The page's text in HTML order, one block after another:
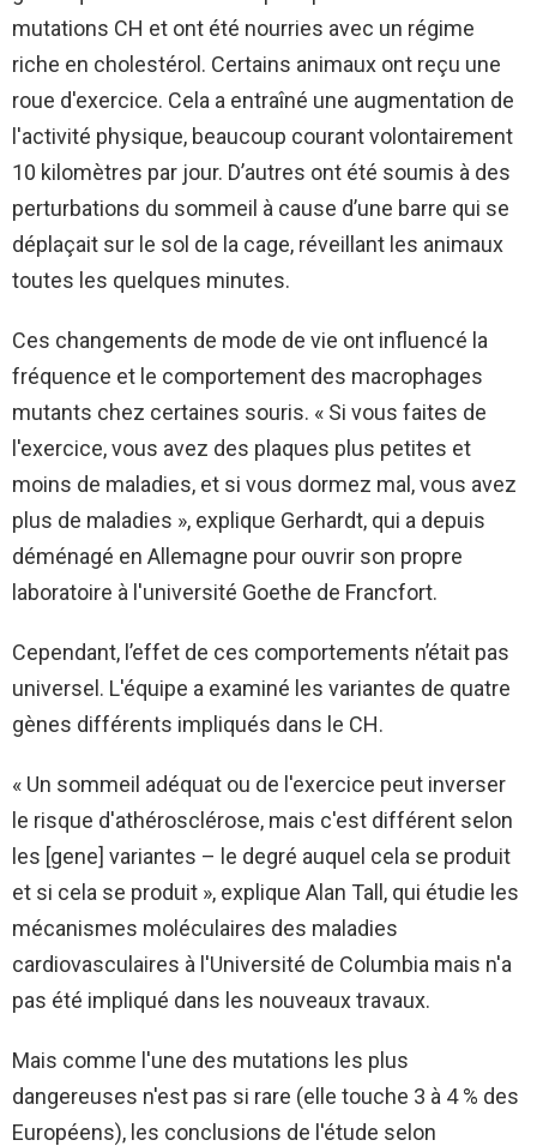
mutations CH et ont été nourries avec un régime
riche en cholestérol. Certains animaux ont reçu une
roue d'exercice. Cela a entraîné une augmentation de
l'activité physique, beaucoup courant volontairement
10 kilomètres par jour. D’autres ont été soumis à des
perturbations du sommeil à cause d’une barre qui se
déplaçait sur le sol de la cage, réveillant les animaux
toutes les quelques minutes.
Ces changements de mode de vie ont influencé la
fréquence et le comportement des macrophages
mutants chez certaines souris. « Si vous faites de
l'exercice, vous avez des plaques plus petites et
moins de maladies, et si vous dormez mal, vous avez
plus de maladies », explique Gerhardt, qui a depuis
déménagé en Allemagne pour ouvrir son propre
laboratoire à l'université Goethe de Francfort.
Cependant, l’effet de ces comportements n’était pas
universel. L'équipe a examiné les variantes de quatre
gènes différents impliqués dans le CH.
« Un sommeil adéquat ou de l'exercice peut inverser
le risque d'athérosclérose, mais c'est différent selon
les [gene] variantes – le degré auquel cela se produit
et si cela se produit », explique Alan Tall, qui étudie les
mécanismes moléculaires des maladies
cardiovasculaires à l'Université de Columbia mais n'a
pas été impliqué dans les nouveaux travaux.
Mais comme l'une des mutations les plus
dangereuses n'est pas si rare (elle touche 3 à 4 % des
Européens), les conclusions de l'étude selon